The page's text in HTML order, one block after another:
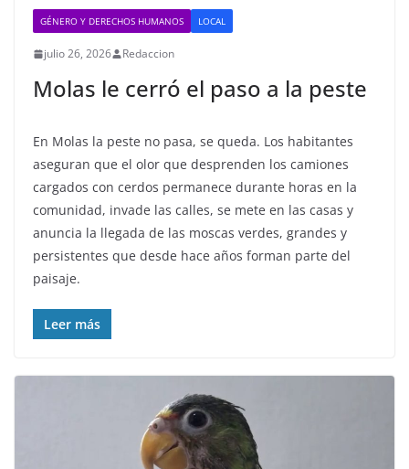
GÉNERO Y DERECHOS HUMANOS LOCAL
julio 26, 2026 Redaccion
Molas le cerró el paso a la peste
En Molas la peste no pasa, se queda. Los habitantes
aseguran que el olor que desprenden los camiones
cargados con cerdos permanece durante horas en la
comunidad, invade las calles, se mete en las casas y
anuncia la llegada de las moscas verdes, grandes y
persistentes que desde hace años forman parte del
paisaje.
Leer más